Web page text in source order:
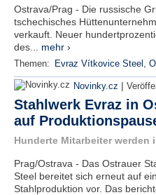
Ostrava/Prag - Die russische
tschechisches
verkauft. Neuer
des... mehr ›
Themen: Evraz Vítkovice Steel ,
Novinky.cz |
Stahlwerk Evraz in
auf
Hunderte Mitarbeiter
Prag/Ostrava - Das Ostrauer
Steel bereitet sich erneut auf
Stahlproduktion vor. Das